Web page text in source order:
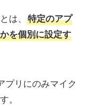
は、 特定のアプ
を個別に設定す
プリにのみマイク
。